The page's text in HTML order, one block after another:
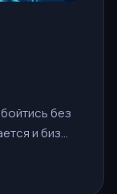
без
и биз…